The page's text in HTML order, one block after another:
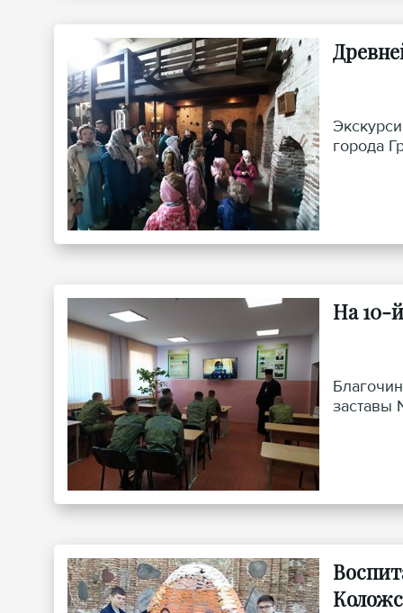
города
На 10-
заставы